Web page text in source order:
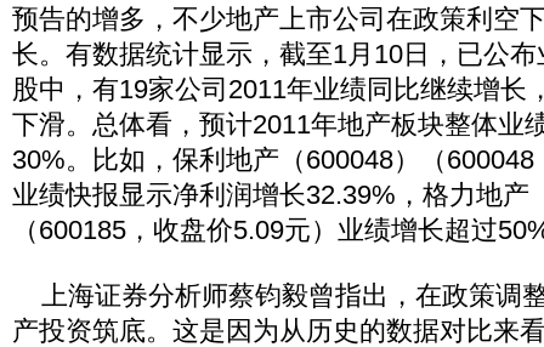
预告的增多，不少地产上市公司在政策利空
长。有数据统计显示，截至1月10日，已公
股中，有19家公司2011年业绩同比继续增长
下滑。总体看，预计2011年地产板块整体业
30%。比如，保利地产（600048）（
业绩快报显示净利润增长32.39%，格力地产
（600185，收盘价5.09元）业绩增长超过
上海证券分析师蔡钧毅曾指出，在政策调
产投资筑底。这是因为从历史的数据对比来